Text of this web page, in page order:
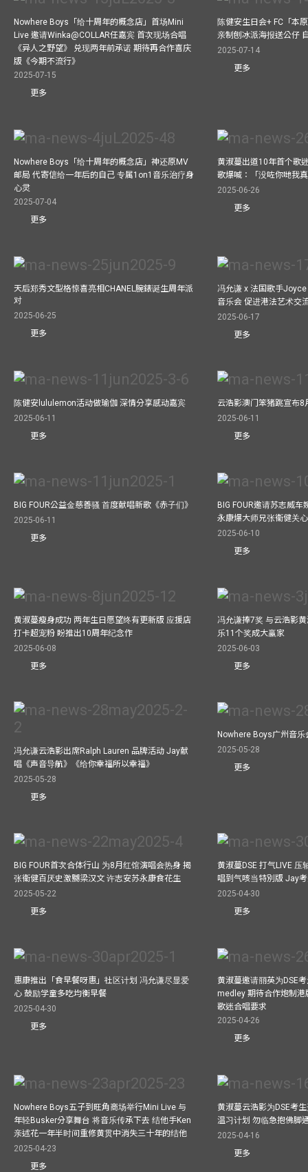
Nowhere Boys「给十周年的概念店」首场Mini
Live 邀请Winka@COLLAR任嘉宾 首次现场合唱
《异人之野望》 兑现两年前承诺 期待再合作喜庆
版《今期不流行》
2025-07-15
更多
陈健安生日会+ FC「本
亲制刨冰派海报送公仔
2025-07-14
更多
Nowhere Boys「给十周年的概念店」神还原MV
邮局 代寄信给一年后的自己 专属1on1音乐治疗身
心灵
2025-07-04
更多
黄淑蔓出道10年首个歌
歌爆喊：「没咗你哋我
2025-06-26
更多
天后郑秀文型格惊喜亮相CHANEL腕錶诞生周年派
对
2025-06-25
更多
冯允谦 x 法国歌手
音乐会 促进港法艺术交
2025-06-17
更多
陈健安lululemon活动做瑜伽 深情分享感动嘉宾
2025-06-11
更多
云浩影澳门笨猪跳宣布8
2025-06-11
更多
BIG FOUR公益⾦慈善骚 ⾸度献唱新歌《赤⼦们》
2025-06-11
更多
BIG FOUR邀请苏志威
永康爆大师兄张衞健关
2025-06-10
更多
黄淑蔓瘦身成功 两年生日愿望终有更新版 应援店
打卡超宠粉 盼推出10周年纪念作
2025-06-08
更多
冯允谦捧7奖 与云浩影
乐11个奖成大赢家
2025-06-03
更多
冯允谦云浩影出席Ralph Lauren 品牌活动 Jay献
唱《声音导航》《给你幸福所以幸福》
2025-05-28
更多
Nowhere Boys广州音
2025-05-28
更多
BIG FOUR首次合体行山 为8月红馆演唱会热身 揭
张衞健百厌史激嬲梁汉文 许志安苏永康食花生
2025-05-22
更多
黄淑蔓DSE 打气LIVE 压
唱到气咳当特別版 Jay
2025-04-30
更多
惠康推出「食早餐呀惠」社区计划 冯允谦尽显爱
心 鼓励学童多吃均衡早餐
2025-04-30
更多
黄淑蔓邀请丽英为DSE
medley 期待合作炮制
歌迷合唱要求
2025-04-26
更多
Nowhere Boys五子到旺角商场举行Mini Live 与
年轻Busker分享舞台 将音乐传承下去 结他手Ken
亲述花一年半时间重修黄贯中消失三十年的结他
2025-04-23
更多
黄淑蔓云浩影为DSE考
温习计划 勿临急抱佛脚
2025-04-16
更多